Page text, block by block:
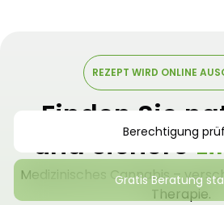
REZEPT WIRD ONLINE
Finden Sie
und sichere
Medizinisches Cannabis –
Therapie.
Berechtigung
Gratis Beratung